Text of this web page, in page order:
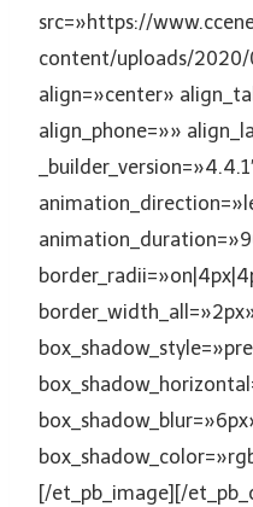
src=»https://
content/uploads/
align=»center»
align_phone=»»
[/et_pb_image][/